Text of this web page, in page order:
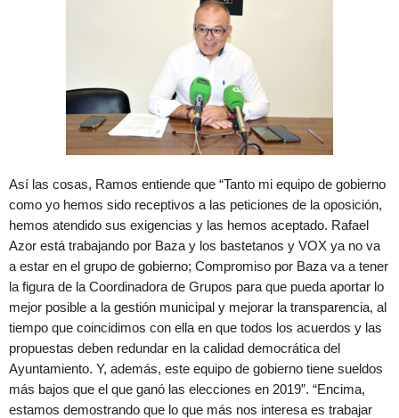
Así las cosas, Ramos entiende que “Tanto mi equipo de gobierno
como yo hemos sido receptivos a las peticiones de la oposición,
hemos atendido sus exigencias y las hemos aceptado. Rafael
Azor está trabajando por Baza y los bastetanos y VOX ya no va
a estar en el grupo de gobierno; Compromiso por Baza va a tener
la figura de la Coordinadora de Grupos para que pueda aportar lo
mejor posible a la gestión municipal y mejorar la transparencia, al
tiempo que coincidimos con ella en que todos los acuerdos y las
propuestas deben redundar en la calidad democrática del
Ayuntamiento. Y, además, este equipo de gobierno tiene sueldos
más bajos que el que ganó las elecciones en 2019”. “Encima,
estamos demostrando que lo que más nos interesa es trabajar